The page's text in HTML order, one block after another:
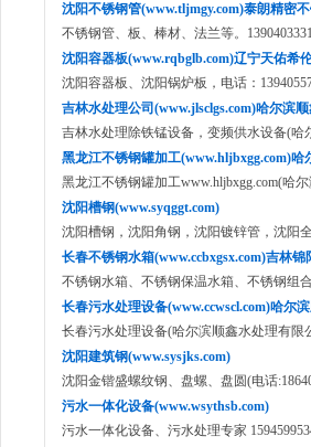
沈阳不锈钢管(www.tljmgy.com)泰朗精密
不锈钢管、板、棒材、法兰等。
沈阳容器板(www.rqbglb.com)辽宁天佑希
沈阳容器板、沈阳锅炉板，电话：
吉林水处理公司(www.jlsclgs.com)哈尔滨
吉林水处理除铁锰设备，变频供水设备(哈
黑龙江不锈钢罐加工(www.hljbxgg.com)哈
黑龙江不锈钢罐加工www.hljbxgg.com(哈
沈阳槽钢(www.syqggt.com)
沈阳槽钢，沈阳角钢，沈阳镀锌管，沈阳
长春不锈钢水箱(www.ccbxgsx.com)吉林锦
不锈钢水箱、不锈钢保温水箱、不锈钢组
长春污水处理设备(www.ccwscl.com)哈尔
长春污水处理设备(哈尔滨顺鑫水处理有限
沈阳建筑钢(www.sysjks.com)
沈阳金锴盛螺纹钢、盘螺、盘圆(电话
污水一体化设备(www.wsythsb.com)
污水一体化设备、污水处理专家